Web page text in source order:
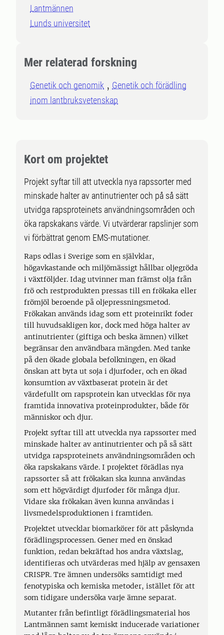
Lantmännen
Lunds universitet
Mer relaterad forskning
Genetik och genomik
Genetik och förädling
inom lantbruksvetenskap
Kort om projektet
Projekt syftar till att utveckla nya rapssorter med
minskade halter av antinutrienter och på så sätt
utvidga rapsproteinets användningsområden och
öka rapskakans värde. Vi utvärderar rapslinjer som
vi förbättrat genom EMS-mutationer.
Raps odlas i Sverige som en självklar,
högavkastande och miljömässigt hållbar oljegröda
i växtföljder. Idag utvinner man främst olja från
frö och restprodukten pressas till en frökaka eller
frömjöl beroende på oljepressningsmetod.
Frökakan används idag som ett proteinrikt foder
till huvudsakligen kor, dock med höga halter av
antinutrienter (giftiga och beska ämnen) vilket
begränsar den användbara mängden. Med tanke
på den ökade globala befolkningen, en ökad
önskan att byta ut soja i djurfoder, och en ökad
konsumtion av växtbaserat protein är det
värdefullt om rapsprotein kan utvecklas för nya
framtida innovativa proteinprodukter, både för
människor och djur.
Projekt syftar till att utveckla nya rapssorter med
minskade halter av antinutrienter och på så sätt
utvidga rapsproteinets användningsområden och
öka rapskakans värde. I projektet förädlas nya
rapssorter så att frökakan ska kunna användas
som ett högvärdigt djurfoder för många djur.
Vidare ska frökakan även kunna användas i
livsmedelsproduktionen i framtiden.
Projektet utvecklar biomarkörer för att påskynda
förädlingsprocessen. Gener med en önskad
funktion, redan bekräftad hos andra växtslag,
identifieras och utvärderas med hjälp av gensaxen
CRISPR. Tre ämnen undersöks samtidigt med
fenotypiska och kemiska metoder, istället för att
som tidigare undersöka varje ämne separat.
Mutanter från befintligt förädlingsmaterial hos
Lantmännen samt kemiskt inducerade variationer